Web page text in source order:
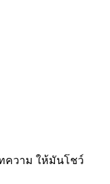
ความ ให้มันโชว์